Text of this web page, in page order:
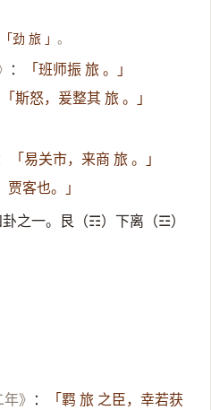
「劲 旅 」。
：
「班师振 旅 。」
「斯怒，爰整其 旅 。」
「易关市，来商 旅 。」
贾客也。」
之一。艮（☶）​下离（☲）​
》 ：
「羁 旅 之臣，幸若获